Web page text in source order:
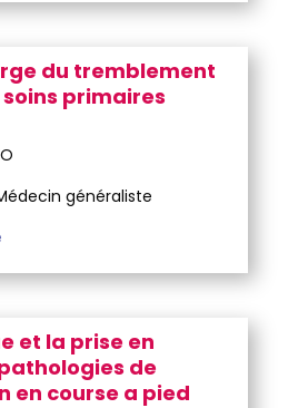
du tremblement
primaires
Médecin généraliste
et la prise en
de
en course a pied